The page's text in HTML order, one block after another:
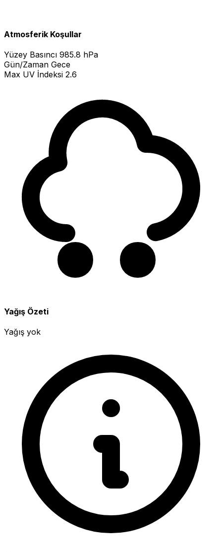
Atmosferik Koşullar
Yüzey Basıncı 985.8 hPa
Gün/Zaman Gece
Max UV İndeksi 2.6
Yağış Özeti
Yağış yok